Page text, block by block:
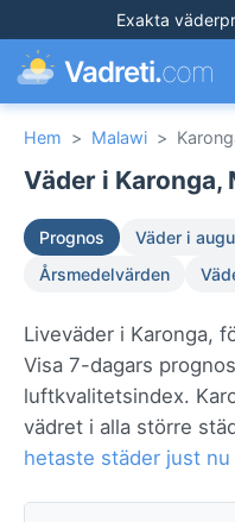
Exakta
Vadreti.com
Hem > Malawi >
Väder i
Prognos Väder i
Årsmedelvärden
Liveväder i Karonga,
Visa 7-dagars
luftkvalitetsindex.
vädret i alla större
hetaste städer just nu